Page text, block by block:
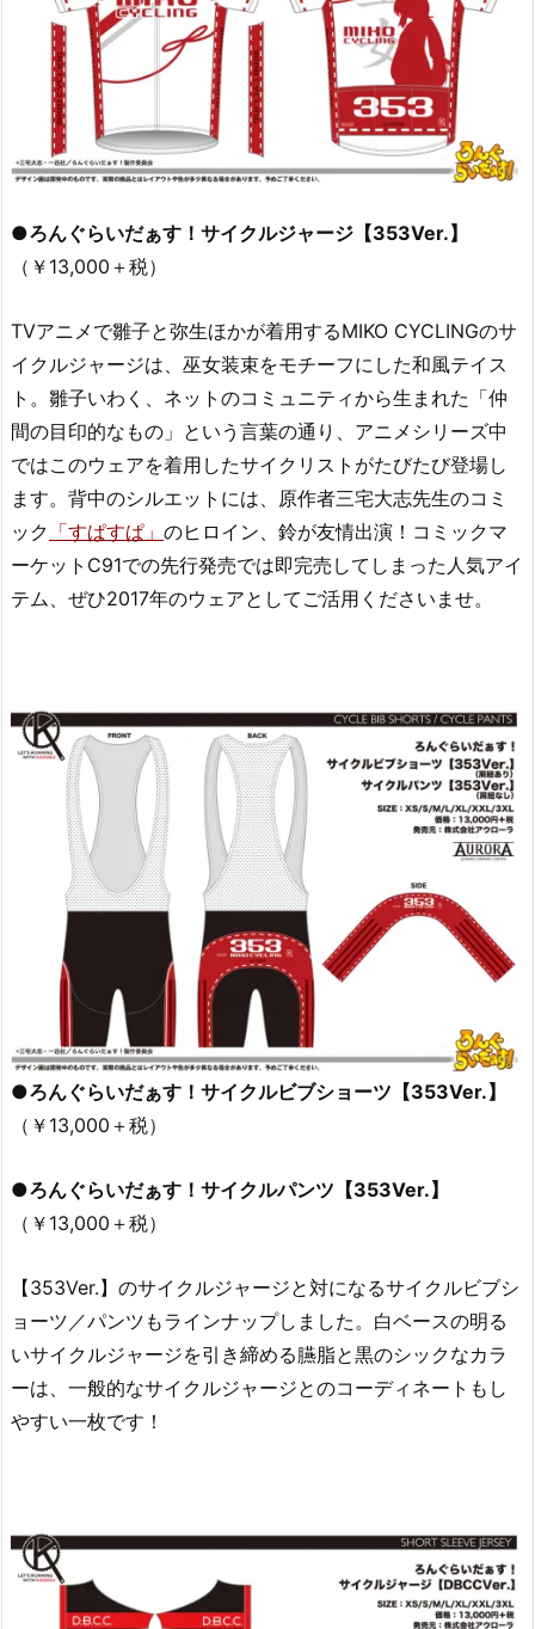
●ろんぐらいだぁす！サイクルジャージ【353Ver.】
（￥13,000＋税）
TVアニメで雛子と弥生ほかが着用するMIKO CYCLINGのサ
イクルジャージは、巫女装束をモチーフにした和風テイス
ト。雛子いわく、ネットのコミュニティから生まれた「仲
間の目印的なもの」という言葉の通り、アニメシリーズ中
ではこのウェアを着用したサイクリストがたびたび登場し
ます。背中のシルエットには、原作者三宅大志先生のコミ
ック 「すぱすぱ」 のヒロイン、鈴が友情出演！コミックマ
ーケットC91での先行発売では即完売してしまった人気アイ
テム、ぜひ2017年のウェアとしてご活用くださいませ。
●ろんぐらいだぁす！サイクルビブショーツ【353Ver.】
（￥13,000＋税）
●ろんぐらいだぁす！サイクルパンツ【353Ver.】
（￥13,000＋税）
【353Ver.】のサイクルジャージと対になるサイクルビブシ
ョーツ／パンツもラインナップしました。白ベースの明る
いサイクルジャージを引き締める臙脂と黒のシックなカラ
ーは、一般的なサイクルジャージとのコーディネートもし
やすい一枚です！